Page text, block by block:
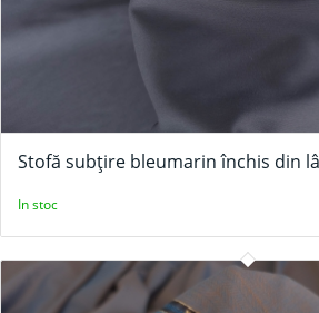
Stofă subțire bleumarin închis din
In stoc